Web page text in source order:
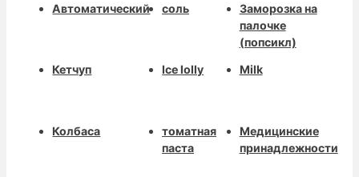
Автоматический
Кетчуп
Колбаса
соль
Ice lolly
томатная
паста
Заморозка на
палочке
(попсикл)
Milk
Медицинские
принадлежности